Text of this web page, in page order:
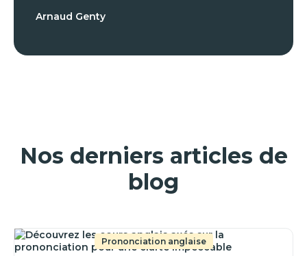
Arnaud Genty
Nos derniers articles de
blog
Prononciation anglaise